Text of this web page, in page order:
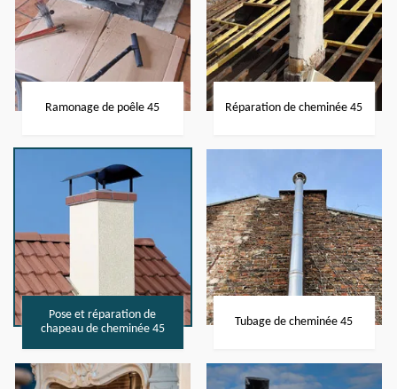
Ramonage de poêle 45 Réparation de cheminée 45
Pose et réparation de
chapeau de cheminée 45
Tubage de cheminée 45